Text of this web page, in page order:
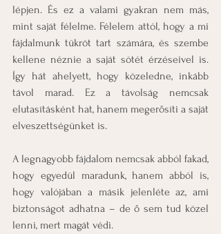
lépjen. És ez a valami gyakran nem más,
mint saját félelme. Félelem attól, hogy a mi
fájdalmunk tükröt tart számára, és szembe
kellene néznie a saját sötét érzéseivel is.
Így hát ahelyett, hogy közeledne, inkább
távol marad. Ez a távolság nemcsak
elutasításként hat, hanem megerősíti a saját
elveszettségünket is.
A legnagyobb fájdalom nemcsak abból fakad,
hogy egyedül maradunk, hanem abból is,
hogy valójában a másik jelenléte az, ami
biztonságot adhatna – de ő sem tud közel
lenni, mert magát védi.